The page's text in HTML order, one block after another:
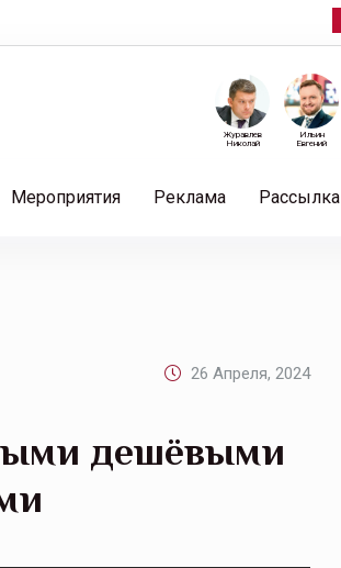
Ильин
Евгений
Журавлев
Николай
Мероприятия Реклама Рассылка
26 Апреля, 2024
дешёвыми